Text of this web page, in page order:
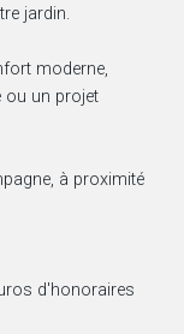
jardin.
moderne,
ou un projet
à proximité
d'honoraires